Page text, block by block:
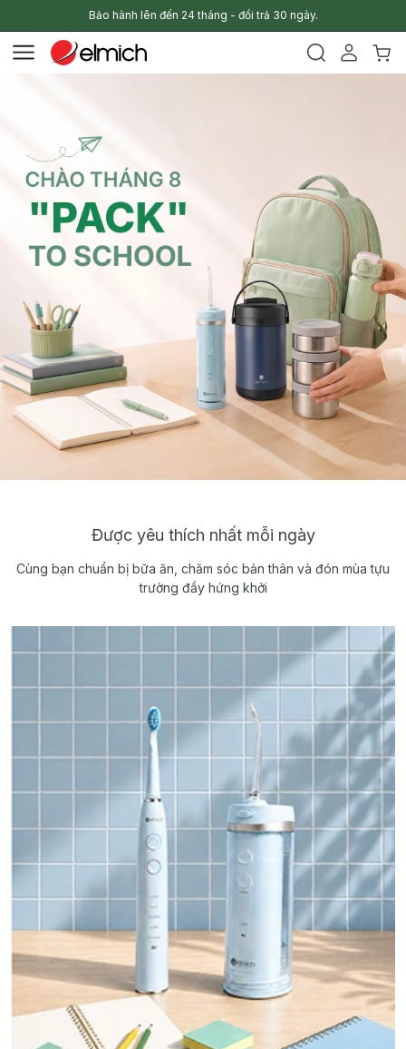
Bảo hành lên đến 24 tháng - đổi trả 30 ngày.
Được yêu thích nhất mỗi ngày
Cùng bạn chuẩn bị bữa ăn, chăm sóc bản thân và đón mùa tựu
trường đầy hứng khởi